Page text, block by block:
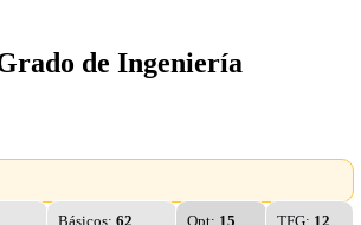
de Ingeniería
Básicos: 62 Opt: 15 TFG: 12